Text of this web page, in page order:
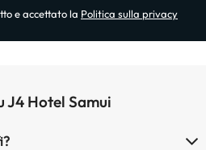
e accettato la Politica sulla privacy
J4 Hotel Samui